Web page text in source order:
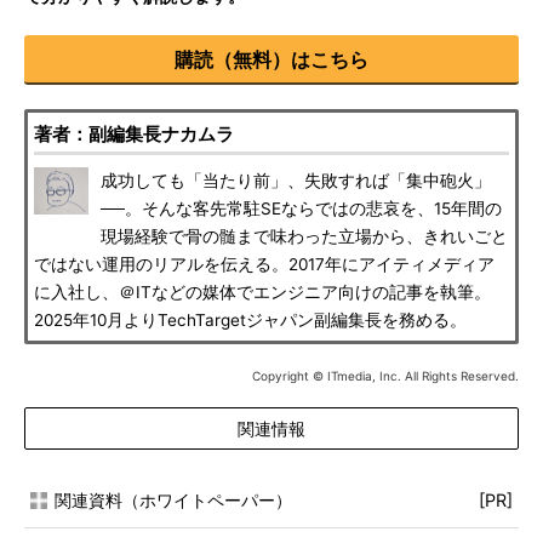
購読（無料）はこちら
著者：副編集長ナカムラ
成功しても「当たり前」、失敗すれば「集中砲火」
──。そんな客先常駐SEならではの悲哀を、15年間の
現場経験で骨の髄まで味わった立場から、きれいごと
ではない運用のリアルを伝える。2017年にアイティメディア
に入社し、＠ITなどの媒体でエンジニア向けの記事を執筆。
2025年10月よりTechTargetジャパン副編集長を務める。
Copyright © ITmedia, Inc. All Rights Reserved.
関連情報
関連資料（ホワイトペーパー） [PR]